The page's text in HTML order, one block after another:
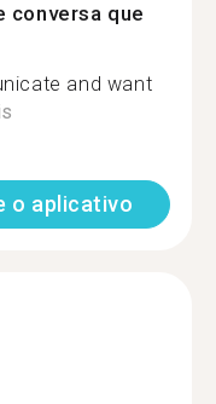
conversa que
and want
o aplicativo